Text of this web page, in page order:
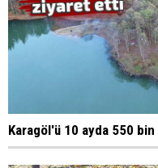
Karagöl'ü 10 ayda 550